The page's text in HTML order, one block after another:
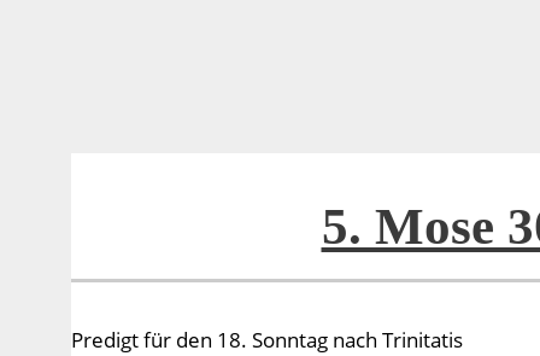
5. Mose
Predigt für den 18. Sonntag nach Trinitatis